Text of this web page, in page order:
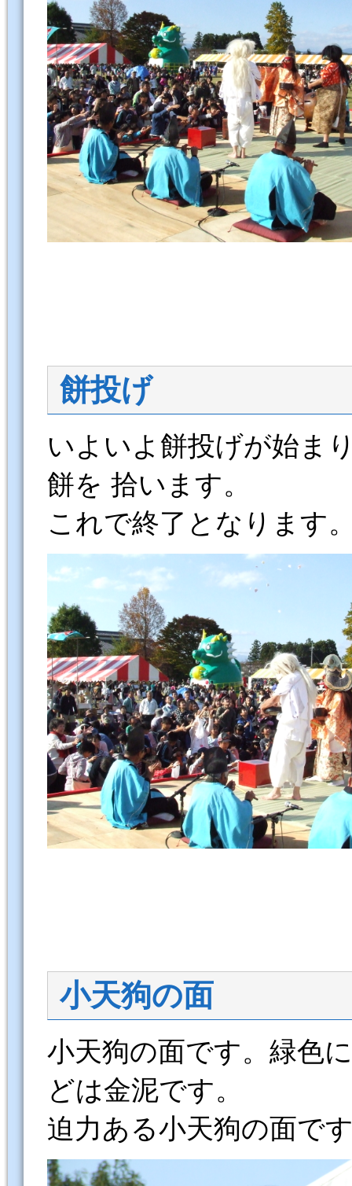
餅投げ
いよいよ餅投げが始ま
餅を 拾います。
これで終了となります
小天狗の面
小天狗の面です。緑色
どは金泥です。
迫力ある小天狗の面で